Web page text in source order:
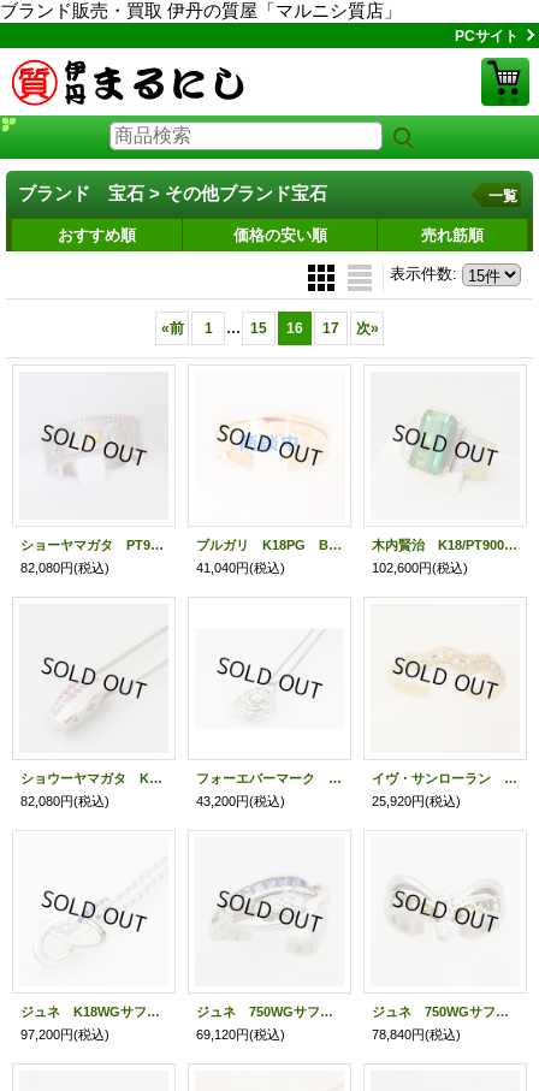
ブランド販売・買取 伊丹の質屋「マルニシ質店」
PCサイト
ブランド 宝石 > その他ブランド宝石 一覧
おすすめ順 価格の安い順 売れ筋順
表示件数:
«前 1 ... 15 16 17 次»
ショーヤマガタ PT900/K18ダイアイリリング （0.13） （14.10g）
82,080円(税込)
ブルガリ K18PG Bzero1リング 6.20g
41,040円(税込)
木内賢治 K18/PT900グリーントルマリンダイアイリリング (6.652) (0.36) (14.70g)
102,600円(税込)
ショウーヤマガタ K18WG/PT900ピンクサファイアイリペンダントネックレス (0.04) (10.70g)
82,080円(税込)
フォーエバーマーク PT850/900ダイアイリペンダントネックレス 0.170 3.60g
43,200円(税込)
イヴ・サンローラン K18ダイアイリリング 4.20g
25,920円(税込)
ジュネ K18WGサファイアダイアイリペンダントネックレス 0.43 0.19 11.50g
97,200円(税込)
ジュネ 750WGサファイアダイアイリリング 0.82 0.15 8.30g
69,120円(税込)
ジュネ 750WGサファイアダイアイリリング 0.73 0.26 7.10g
78,840円(税込)